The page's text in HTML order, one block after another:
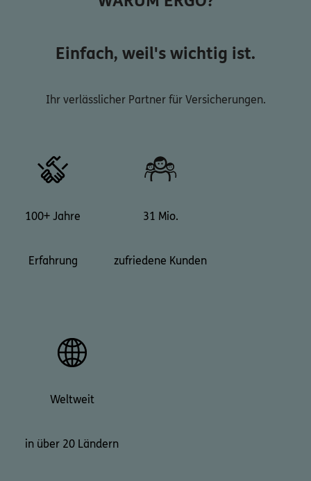
Einfach, weil's wichtig ist.
Ihr verlässlicher Partner für Versicherungen.
100+ Jahre
Erfahrung
31 Mio.
zufriedene Kunden
Weltweit
in über 20 Ländern